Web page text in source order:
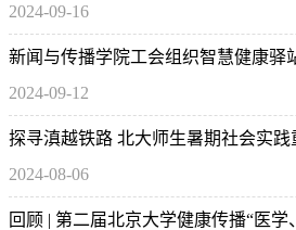
2024-09-16
新闻与传播学院工会组织智慧健康驿
2024-09-12
探寻滇越铁路 北大师生暑期社会实践
2024-08-06
回顾 | 第二届北京大学健康传播“医